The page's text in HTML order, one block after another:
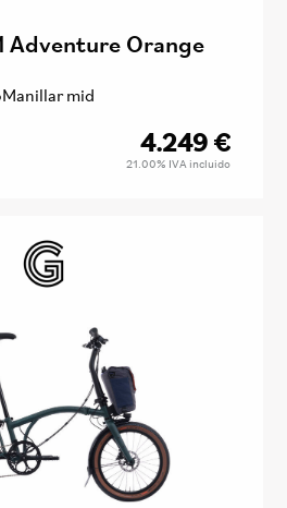
Adventure Orange
Manillar mid
4.249 €
21.00% IVA incluido